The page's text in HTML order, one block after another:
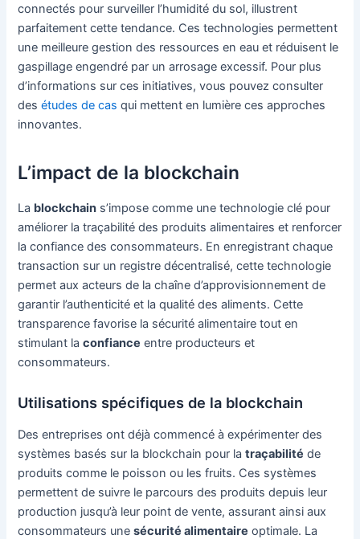
connectés pour surveiller l’humidité du sol, illustrent
parfaitement cette tendance. Ces technologies permettent
une meilleure gestion des ressources en eau et réduisent le
gaspillage engendré par un arrosage excessif. Pour plus
d’informations sur ces initiatives, vous pouvez consulter
desétudes de cas qui mettent en lumière ces approches
innovantes.
L’impact de la blockchain
La blockchain s’impose comme une technologie clé pour
améliorer la traçabilité des produits alimentaires et renforcer
la confiance des consommateurs. En enregistrant chaque
transaction sur un registre décentralisé, cette technologie
permet aux acteurs de la chaîne d’approvisionnement de
garantir l’authenticité et la qualité des aliments. Cette
transparence favorise la sécurité alimentaire tout en
stimulant laconfiance entre producteurs et
consommateurs.
Utilisations spécifiques de la blockchain
Des entreprises ont déjà commencé à expérimenter des
systèmes basés sur la blockchain pour latraçabilité de
produits comme le poisson ou les fruits. Ces systèmes
permettent de suivre le parcours des produits depuis leur
production jusqu’à leur point de vente, assurant ainsi aux
consommateurs unesécurité alimentaire optimale. La